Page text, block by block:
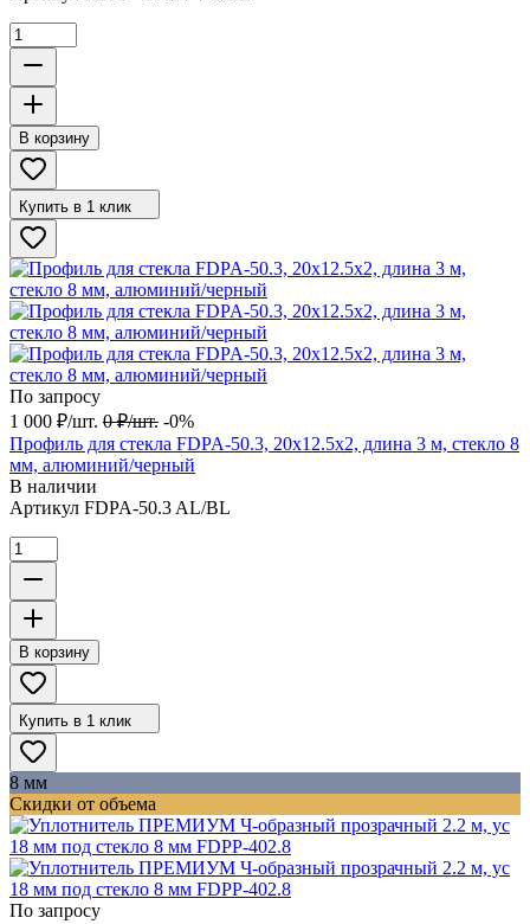
В корзину
Купить в 1 клик
По запросу
1 000 ₽/шт. 0 ₽/шт. -0%
Профиль для стекла FDPA-50.3, 20х12.5х2, длина 3 м, стекло 8
мм, алюминий/черный
В наличии
Артикул FDPA-50.3 AL/BL
В корзину
Купить в 1 клик
8 мм
Скидки от объема
По запросу